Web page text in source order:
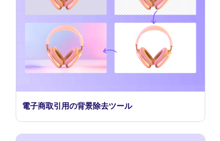
電子商取引用の背景除去ツール